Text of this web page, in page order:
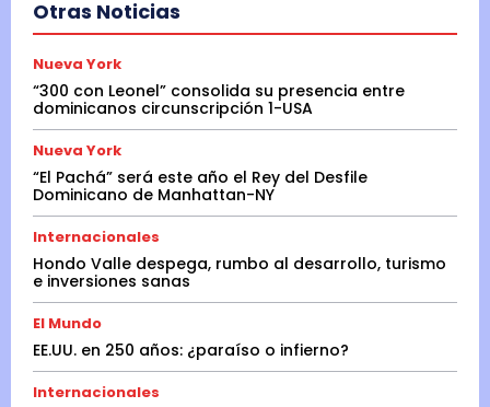
Otras Noticias
Nueva York
“300 con Leonel” consolida su presencia entre
dominicanos circunscripción 1-USA
Nueva York
“El Pachá” será este año el Rey del Desfile
Dominicano de Manhattan-NY
Internacionales
Hondo Valle despega, rumbo al desarrollo, turismo
e inversiones sanas
El Mundo
EE.UU. en 250 años: ¿paraíso o infierno?
Internacionales